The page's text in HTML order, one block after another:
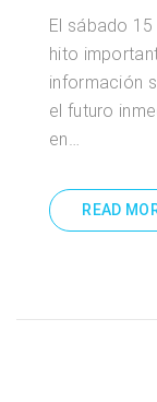
El sábado
hito
información
el futuro
en…
READ